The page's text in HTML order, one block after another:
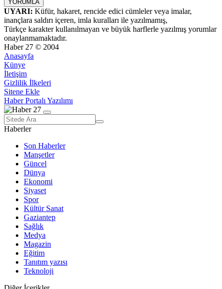
UYARI: Küfür, hakaret, rencide edici cümleler veya imalar,
inançlara saldırı içeren, imla kuralları ile yazılmamış,
Türkçe karakter kullanılmayan ve büyük harflerle yazılmış yorumlar
onaylanmamaktadır.
Haber 27 © 2004
Anasayfa
Künye
İletişim
Gizlilik İlkeleri
Sitene Ekle
Haber Portalı Yazılımı
Haberler
Son Haberler
Manşetler
Güncel
Dünya
Ekonomi
Siyaset
Spor
Kültür Sanat
Gaziantep
Sağlık
Medya
Magazin
Eğitim
Tanıtım yazısı
Teknoloji